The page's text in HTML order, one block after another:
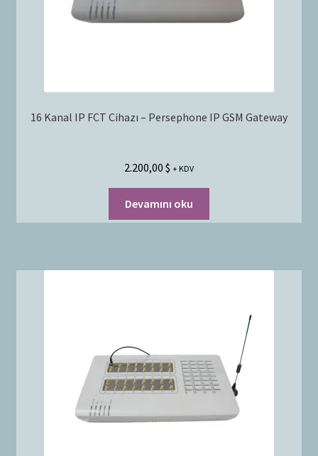
16 Kanal IP FCT Cihazı – Persephone IP GSM Gateway
2.200,00 $ + KDV
Devamını oku